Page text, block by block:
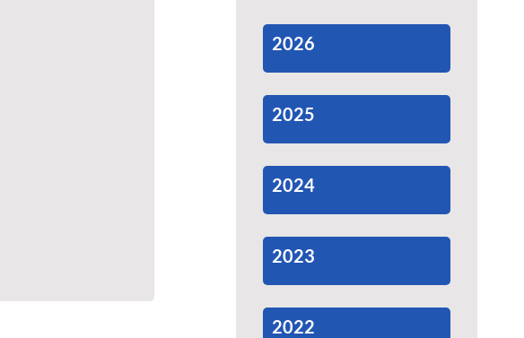
2026
2025
2024
2023
2022